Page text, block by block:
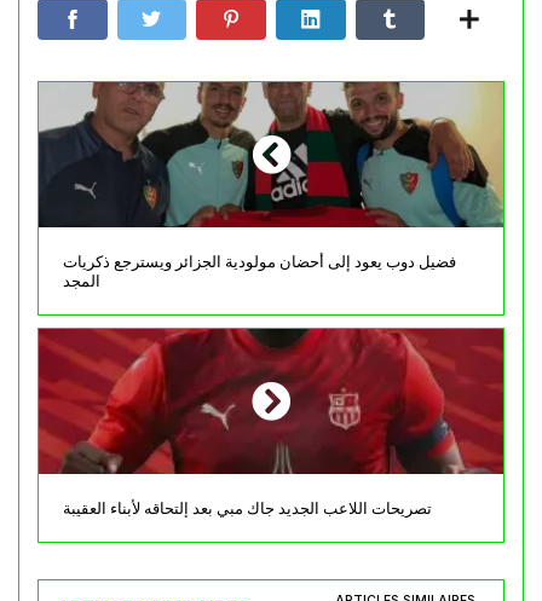
فضيل دوب يعود إلى أحضان مولودية الجزائر ويسترجع ذكريات
المجد
تصريحات اللاعب الجديد جاك مبي بعد إلتحاقه لأبناء العقيبة